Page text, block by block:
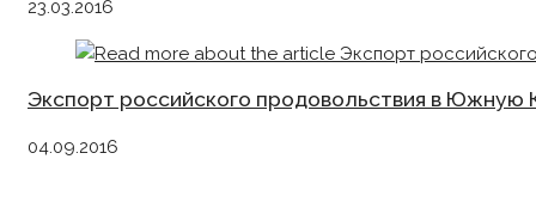
23.03.2016
Экспорт российского продовольствия в Южную
04.09.2016